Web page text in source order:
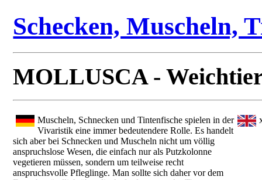
Schecken, Muscheln,
MOLLUSCA -
Muscheln, Schnecken und Tintenfische spielen in der
Vivaristik eine immer bedeutendere Rolle. Es handelt
sich aber bei Schnecken und Muscheln nicht um völlig
anspruchslose Wesen, die einfach nur als Putzkolonne
vegetieren müssen, sondern um teilweise recht
anspruchsvolle Pfleglinge. Man sollte sich daher vor dem